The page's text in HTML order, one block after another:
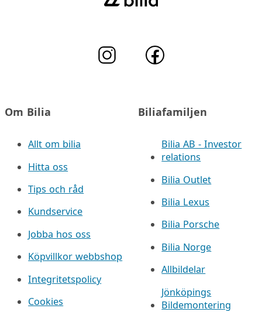
Om Bilia
Allt om bilia
Hitta oss
Tips och råd
Kundservice
Jobba hos oss
Köpvillkor webbshop
Integritetspolicy
Cookies
Biliafamiljen
Bilia AB - Investor
relations
Bilia Outlet
Bilia Lexus
Bilia Porsche
Bilia Norge
Allbildelar
Jönköpings
Bildemontering